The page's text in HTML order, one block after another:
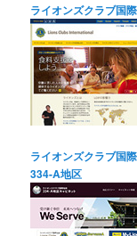
ライオンズクラブ国
ライオンズクラブ国
334-A地区